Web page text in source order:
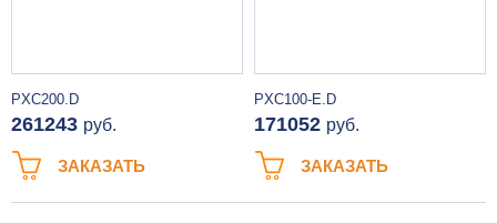
PXC200.D
261243 руб.
ЗАКАЗАТЬ
PXC100-E.D
171052 руб.
ЗАКАЗАТЬ